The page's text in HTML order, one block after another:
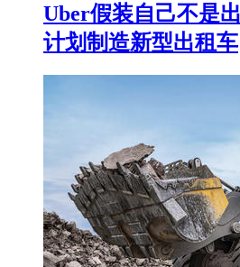
Uber假装自己不是
计划制造新型出租车